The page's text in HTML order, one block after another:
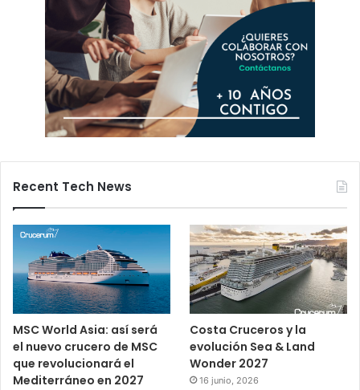
Recent Tech News
MSC World Asia: así será
el nuevo crucero de MSC
que revolucionará el
Mediterráneo en 2027
Costa Cruceros y la
evolución Sea & Land
Wonder 2027
16 junio, 2026